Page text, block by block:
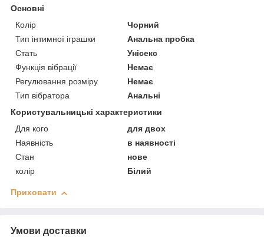
Основні
Колір
Чорний
Тип інтимної іграшки
Анальна пробка
Стать
Унісекс
Функція вібрації
Немає
Регулювання розміру
Немає
Тип вібратора
Анальні
Користувальницькі характеристики
Для кого
для двох
Наявність
в наявності
Стан
нове
колір
Білий
Приховати
Умови доставки